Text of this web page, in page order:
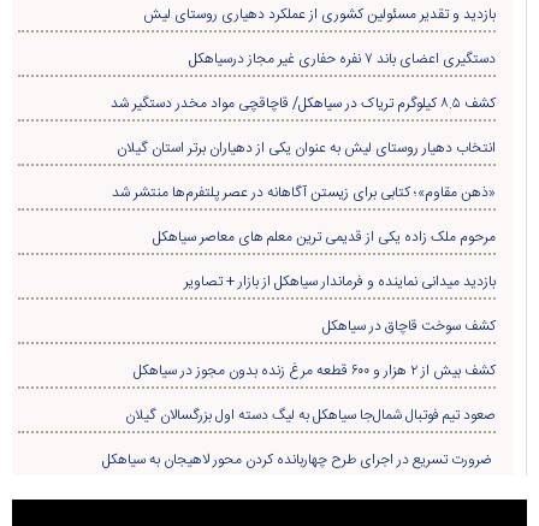
بازدید و تقدیر مسئولین کشوری از عملکرد دهیاری روستای لیش
دستگیری اعضای باند ۷ نفره حفاری غير مجاز درسیاهکل
کشف ۸.۵ کیلوگرم تریاک در سیاهکل/ قاچاقچی مواد مخدر دستگیر شد
انتخاب دهیار روستای لیش به عنوان یکی از دهیاران برتر استان گیلان
«ذهن مقاوم»؛ کتابی برای زیستن آگاهانه در عصر پلتفرم‌ها منتشر شد
مرحوم ملک زاده یکی از قدیمی ترین معلم های معاصر سیاهکل
بازدید میدانی نماینده و فرماندار سیاهکل از بازار + تصاویر
کشف سوخت قاچاق در سياهکل
کشف بیش از ۲ هزار و ۶۰۰ قطعه مرغ زنده بدون مجوز در سیاهکل
صعود تیم فوتبال شمال‌جا‌ سیاهکل به لیگ دسته اول بزرگسالان گیلان
ضرورت تسریع در اجرای طرح چهاربانده کردن محور لاهیجان به سیاهکل